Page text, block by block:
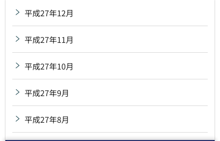
平成27年12月
平成27年11月
平成27年10月
平成27年9月
平成27年8月